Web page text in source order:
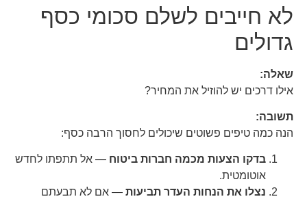
לא חייבים לשלם סכומי כסף
גדולים
שאלה:
אילו דרכים יש להוזיל את המחיר?
תשובה:
הנה כמה טיפים פשוטים שיכולים לחסוך הרבה כסף:
בדקו הצעות מכמה חברות ביטוח— אל תתפתו לחדש
אוטומטית.
נצלו את הנחות העדר תביעות— אם לא תבעתם